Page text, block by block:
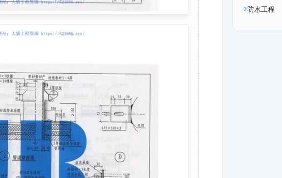
防水工程